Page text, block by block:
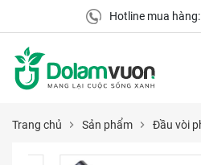
Hotline mua hàng:
Trang chủ Sản phẩm Đầu vòi